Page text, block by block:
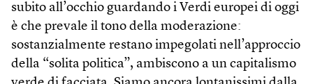
subito all’occhio guardando i Verdi europei di oggi
è che prevale il tono della moderazione:
sostanzialmente restano impegolati nell’approccio
della “solita politica”, ambiscono a un capitalismo